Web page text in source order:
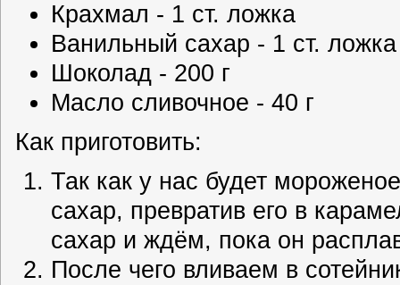
Крахмал - 1 ст. ложка
Ванильный сахар - 1 ст. ложка
Шоколад - 200 г
Масло сливочное - 40 г
Как приготовить:
Так как у нас будет
сахар, превратив его в
сахар и ждём, пока он
После чего вливаем в